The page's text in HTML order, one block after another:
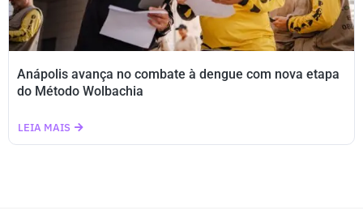
Anápolis avança no combate à dengue com nova etapa
do Método Wolbachia
LEIA MAIS